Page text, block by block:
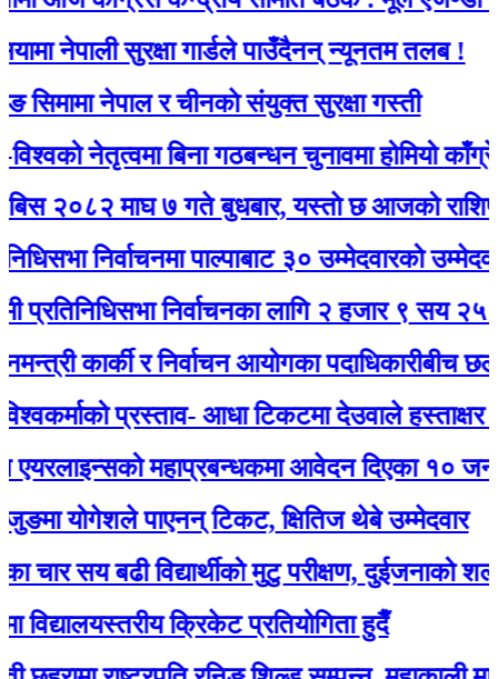
सुरक्षा गार्डले पाउँदैनन् न्यूनतम तलब !
नेपाल र चीनकाे संयुक्त सुरक्षा गस्ती
नेतृत्वमा बिना गठबन्धन चुनावमा होमियो काँग्रेस
माघ ७ गते बुधबार, यस्ताे छ आजको राशिफल
निर्वाचनमा पाल्पाबाट ३० उम्मेदवारको उम्मेदवारी दर्ता
निर्वाचनका लागि २ हजार ९ सय २५
कार्की र निर्वाचन आयोगका पदाधिकारीबीच छलफल
प्रस्ताव- आधा टिकटमा देउवाले हस्ताक्षर
महाप्रबन्धकमा आवेदन दिएका १० जना
पाएनन् टिकट, क्षितिज थेबे उम्मेदवार
बढी विद्यार्थीको मुटु परीक्षण, दुईजनाको शल्यक्रिया
क्रिकेट प्रतियोगिता हुदैँ